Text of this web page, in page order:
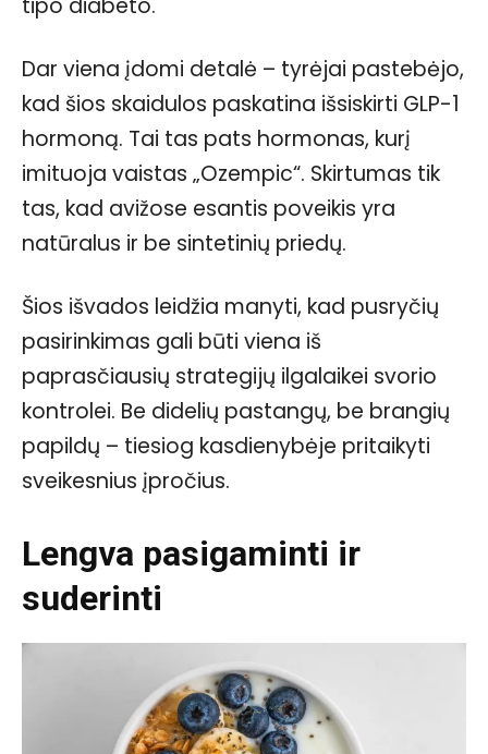
Dar viena įdomi detalė – tyrėjai pastebėjo,
kad šios skaidulos paskatina išsiskirti GLP-1
hormoną. Tai tas pats hormonas, kurį
imituoja vaistas „Ozempic“. Skirtumas tik
tas, kad avižose esantis poveikis yra
natūralus ir be sintetinių priedų.
Šios išvados leidžia manyti, kad pusryčių
pasirinkimas gali būti viena iš
paprasčiausių strategijų ilgalaikei svorio
kontrolei. Be didelių pastangų, be brangių
papildų – tiesiog kasdienybėje pritaikyti
sveikesnius įpročius.
Lengva pasigaminti ir
suderinti